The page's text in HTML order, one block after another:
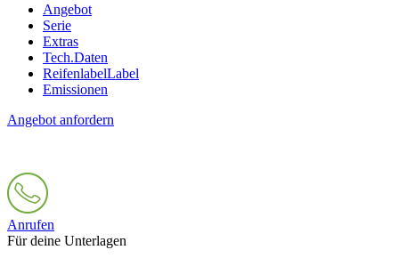
Angebot
Serie
Extras
Tech.Daten
ReifenlabelLabel
Emissionen
Angebot anfordern
Anrufen
Für deine Unterlagen